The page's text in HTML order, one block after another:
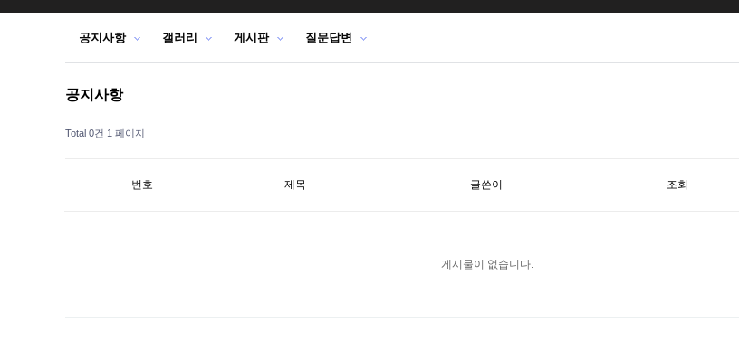
공지사항 갤러리 게시판 질문답변
공지사항
Total 0건 1 페이지
번호 제목 글쓴이 조회
게시물이 없습니다.